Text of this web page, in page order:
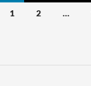
投
1 2 …